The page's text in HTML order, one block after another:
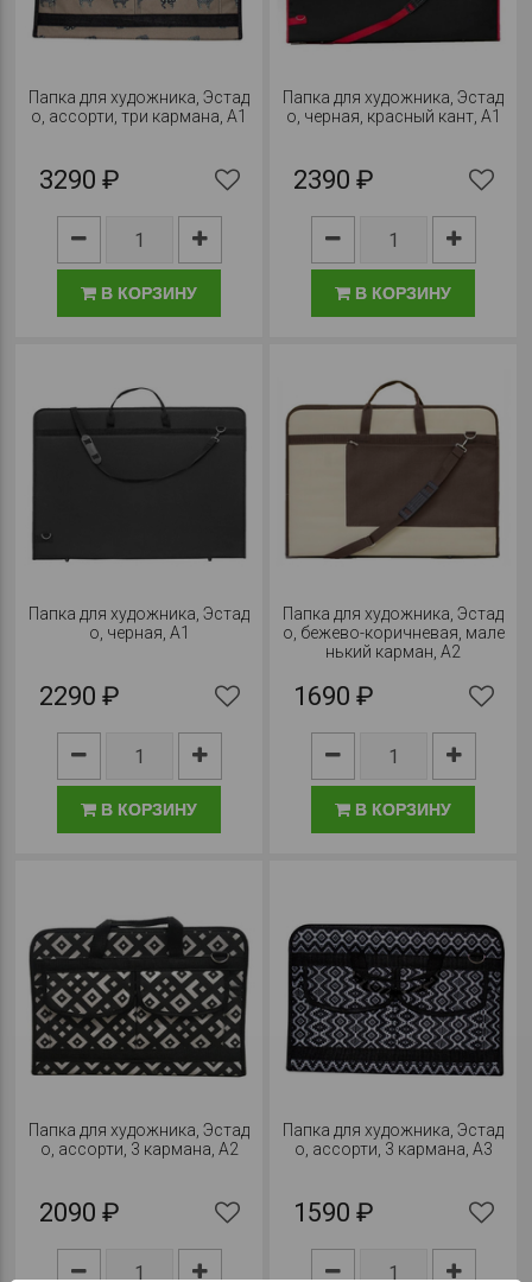
Папка для художника, Эстад
о, ассорти, три кармана, А1
3290 ₽
В КОРЗИНУ
Папка для художника, Эстад
о, черная, красный кант, А1
2390 ₽
В КОРЗИНУ
Папка для художника, Эстад
о, черная, А1
2290 ₽
В КОРЗИНУ
Папка для художника, Эстад
о, бежево-коричневая, мале
нький карман, А2
1690 ₽
В КОРЗИНУ
Папка для художника, Эстад
о, ассорти, 3 кармана, А2
2090 ₽
Папка для художника, Эстад
о, ассорти, 3 кармана, А3
1590 ₽